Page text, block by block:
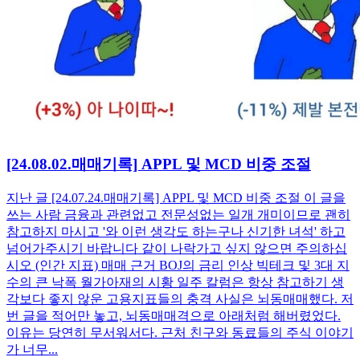
[24.08.02.매매기록] APPL 및 MCD 비중 조절
지난 글 [24.07.24.매매기록] APPL 및 MCD 비중 조절 이 글을
쓰는 사람 금융과 관련없고 전문성없는 일개 개미이므로 괜히
참고하지 마시고 '와 이런 생각도 하는구나 신기한 녀석' 하고
넘어가주시기 바랍니다 같이 나락가고 싶지 않으면 주의하십
시오 (인간 지표) 매매 근거 BOJ의 금리 인상 빅테크 및 3대 지
수의 큰 낙폭 월가아재의 시황 일주 칼럼은 항상 참고하기 생
각보다 좋지 않운 고용지표들의 충격 사실은 뇌동매매했다. 저
번 글을 적어만 놓고, 뇌동매매격으로 아래처럼 해버렸었다.
이유는 당연히 무서워서다. 근처 친구와 동료들의 주식 이야기
가 너무...